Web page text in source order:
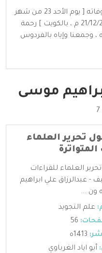
ولم يزل الشيخ يقرئ طلابه حتى وفاته [ يوم الأحد 23 من شهر
ذي الحجة 1429 هـ ، الموافق 21/12/2008 م ، بالكويت ] رحمة
وجمعنا وإياه بالفردوس
موسى
تحرير العلماء
العلماء للقراءات
- عبدالرزاق علي ابراهيم
ون ...
علم التجويد
أبو اياد الغرباوي